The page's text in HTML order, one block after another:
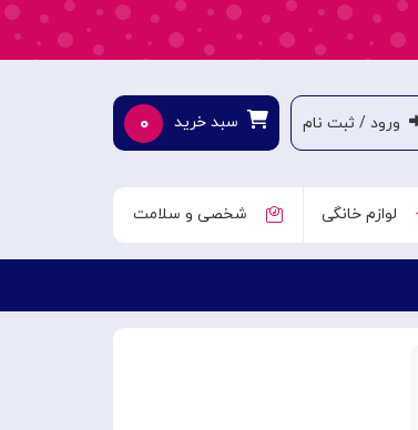
ورود / ثبت نام سبد خرید ۰
لوازم خانگی شخصی و سلامت